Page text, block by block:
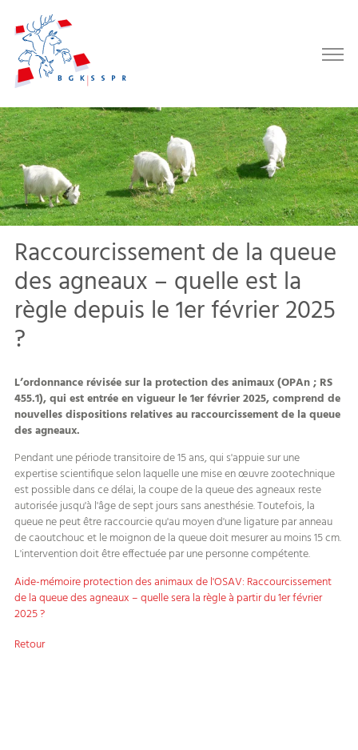
Raccourcissement de la queue
des agneaux – quelle est la
règle depuis le 1er février 2025
?
L’ordonnance révisée sur la protection des animaux (OPAn ; RS
455.1), qui est entrée en vigueur le 1er février 2025, comprend de
nouvelles dispositions relatives au raccourcissement de la queue
des agneaux.
Pendant une période transitoire de 15 ans, qui s'appuie sur une
expertise scientifique selon laquelle une mise en œuvre zootechnique
est possible dans ce délai, la coupe de la queue des agneaux reste
autorisée jusqu'à l'âge de sept jours sans anesthésie. Toutefois, la
queue ne peut être raccourcie qu'au moyen d'une ligature par anneau
de caoutchouc et le moignon de la queue doit mesurer au moins 15 cm.
L'intervention doit être effectuée par une personne compétente.
Aide-mémoire protection des animaux de l'OSAV: Raccourcissement
de la queue des agneaux – quelle sera la règle à partir du 1er février
2025 ?
Retour